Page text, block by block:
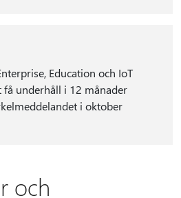
Education och IoT
underhåll i 12 månader
i oktober
och